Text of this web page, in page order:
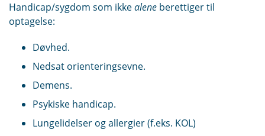
Handicap/sygdom som ikkealene berettiger til
optagelse:
Døvhed.
Nedsat orienteringsevne.
Demens.
Psykiske handicap.
Lungelidelser og allergier (f.eks. KOL)